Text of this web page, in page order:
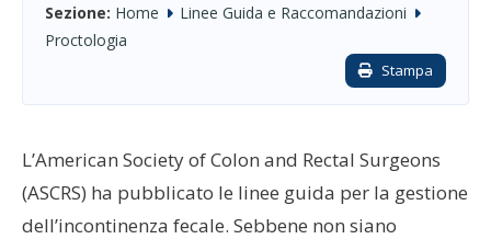
Sezione: Home
Linee Guida e Raccomandazioni
Proctologia
Stampa
L’American Society of Colon and Rectal Surgeons
(ASCRS) ha pubblicato le linee guida per la gestione
dell’incontinenza fecale. Sebbene non siano